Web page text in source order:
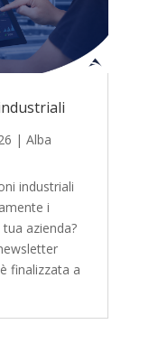
| Alba
industriali
i
azienda?
finalizzata a